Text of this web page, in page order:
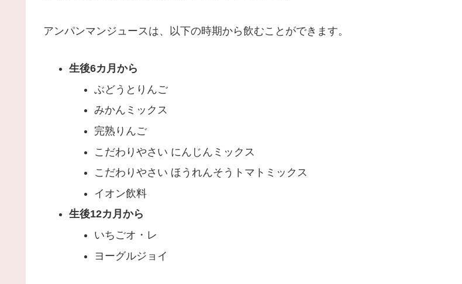
アンパンマンジュースは、以下の時期から飲むことができます。
生後6カ月から
ぶどうとりんご
みかんミックス
完熟りんご
こだわりやさい にんじんミックス
こだわりやさい ほうれんそうトマトミックス
イオン飲料
生後12カ月から
いちごオ・レ
ヨーグルジョイ